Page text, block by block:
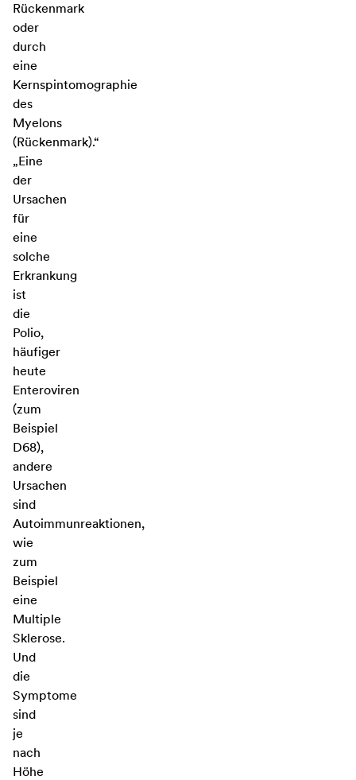
Rückenmark
oder
durch
eine
Kernspintomographie
des
Myelons
(Rückenmark).“
„Eine
der
Ursachen
für
eine
solche
Erkrankung
ist
die
Polio,
häufiger
heute
Enteroviren
(zum
Beispiel
D68),
andere
Ursachen
sind
Autoimmunreaktionen,
wie
zum
Beispiel
eine
Multiple
Sklerose.
Und
die
Symptome
sind
je
nach
Höhe